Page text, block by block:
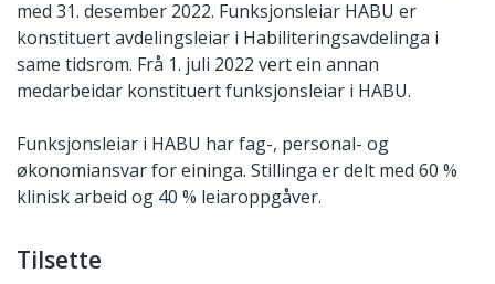
med 31. desember 2022. Funksjonsleiar HABU er
konstituert avdelingsleiar i Habiliteringsavdelinga i
same tidsrom. Frå 1. juli 2022 vert ein annan
medarbeidar konstituert funksjonsleiar i HABU.
Funksjonsleiar i HABU har fag-, personal- og
økonomiansvar for eininga. Stillinga er delt med 60 %
klinisk arbeid og 40 % leiaroppgåver.
Tilsette